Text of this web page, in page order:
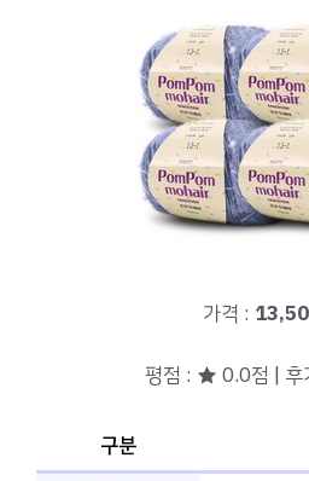
가격 :
평점 : ★ 0.0점 | 후
구분